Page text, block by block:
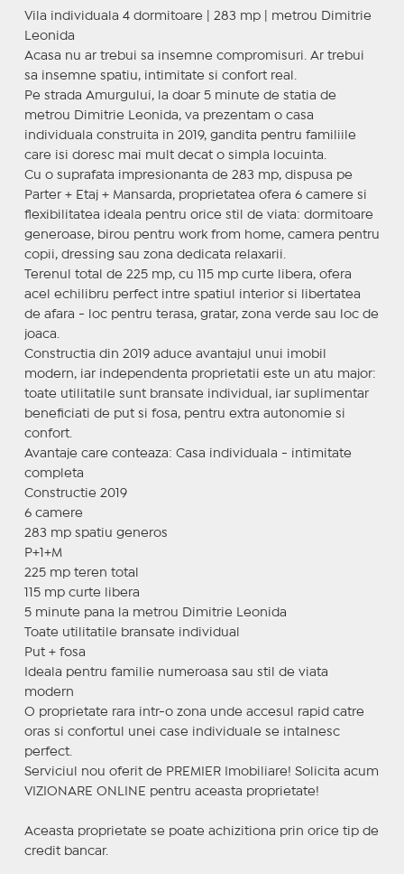
Vila individuala 4 dormitoare | 283 mp | metrou Dimitrie
Leonida
Acasa nu ar trebui sa insemne compromisuri. Ar trebui
sa insemne spatiu, intimitate si confort real.
Pe strada Amurgului, la doar 5 minute de statia de
metrou Dimitrie Leonida, va prezentam o casa
individuala construita in 2019, gandita pentru familiile
care isi doresc mai mult decat o simpla locuinta.
Cu o suprafata impresionanta de 283 mp, dispusa pe
Parter + Etaj + Mansarda, proprietatea ofera 6 camere si
flexibilitatea ideala pentru orice stil de viata: dormitoare
generoase, birou pentru work from home, camera pentru
copii, dressing sau zona dedicata relaxarii.
Terenul total de 225 mp, cu 115 mp curte libera, ofera
acel echilibru perfect intre spatiul interior si libertatea
de afara - loc pentru terasa, gratar, zona verde sau loc de
joaca.
Constructia din 2019 aduce avantajul unui imobil
modern, iar independenta proprietatii este un atu major:
toate utilitatile sunt bransate individual, iar suplimentar
beneficiati de put si fosa, pentru extra autonomie si
confort.
Avantaje care conteaza: Casa individuala - intimitate
completa
Constructie 2019
6 camere
283 mp spatiu generos
P+1+M
225 mp teren total
115 mp curte libera
5 minute pana la metrou Dimitrie Leonida
Toate utilitatile bransate individual
Put + fosa
Ideala pentru familie numeroasa sau stil de viata
modern
O proprietate rara intr-o zona unde accesul rapid catre
oras si confortul unei case individuale se intalnesc
perfect.
Serviciul nou oferit de PREMIER Imobiliare! Solicita acum
VIZIONARE ONLINE pentru aceasta proprietate!
Aceasta proprietate se poate achizitiona prin orice tip de
credit bancar.